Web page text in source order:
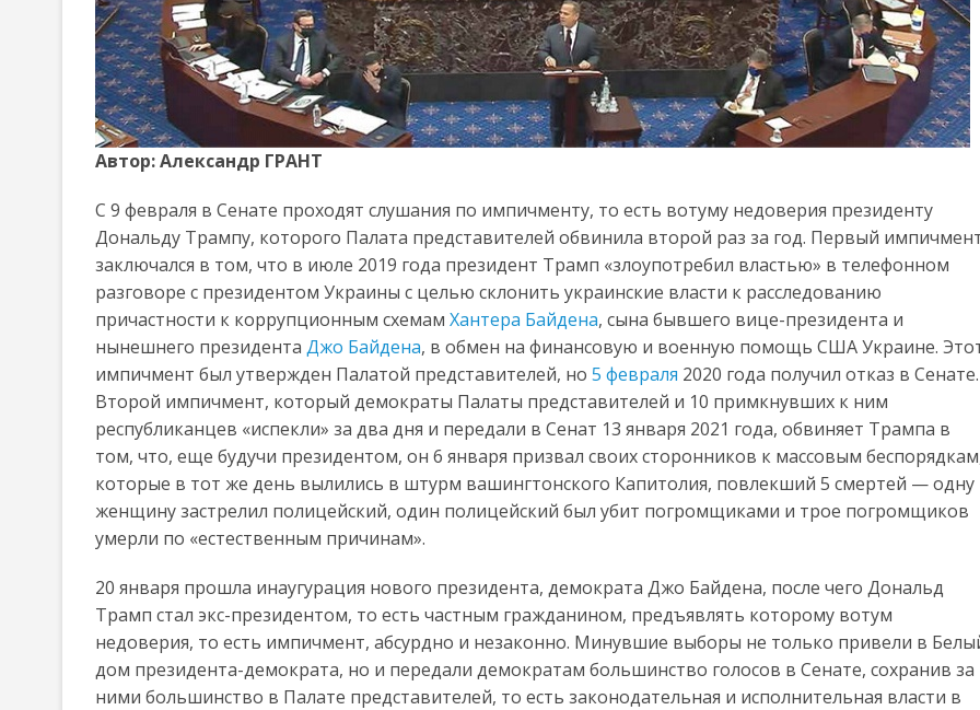
Автор: Александр ГРАНТ
С 9 февраля в Сенате проходят слушания по импичменту, то есть вотуму недоверия президенту
Дональду Трампу, которого Палата представителей обвинила второй раз за год. Первый
заключался в том, что в июле 2019 года президент Трамп «злоупотребил властью» в телефонном
разговоре с президентом Украины с целью склонить украинские власти к расследованию
причастности к коррупционным схемам Хантера Байдена, сына бывшего вице-президента и
нынешнего президента Джо Байдена, в обмен на финансовую и военную помощь США Украине.
импичмент был утвержден Палатой представителей, но 5 февраля 2020 года получил отказ в Сенате.
Второй импичмент, который демократы Палаты представителей и 10 примкнувших к ним
республиканцев «испекли» за два дня и передали в Сенат 13 января 2021 года, обвиняет Трампа в
том, что, еще будучи президентом, он 6 января призвал своих сторонников к массовым
которые в тот же день вылились в штурм вашингтонского Капитолия, повлекший 5 смертей — одну
женщину застрелил полицейский, один полицейский был убит погромщиками и трое погромщиков
умерли по «естественным причинам».
20 января прошла инаугурация нового президента, демократа Джо Байдена, после чего Дональд
Трамп стал экс-президентом, то есть частным гражданином, предъявлять которому вотум
недоверия, то есть импичмент, абсурдно и незаконно. Минувшие выборы не только привели в
дом президента-демократа, но и передали демократам большинство голосов в Сенате, сохранив за
ними большинство в Палате представителей, то есть законодательная и исполнительная власти в